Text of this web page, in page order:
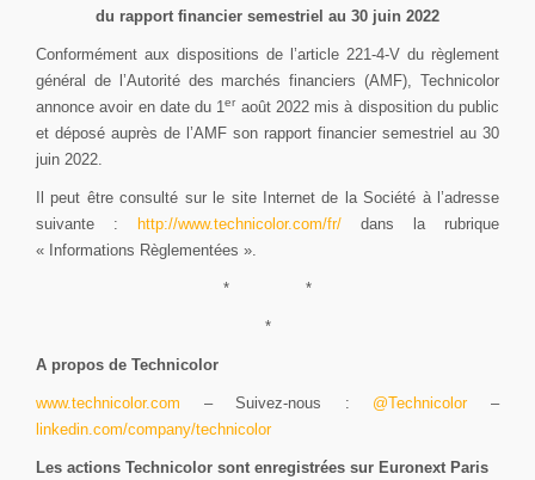
du rapport financier semestriel au 30 juin 2022
Conformément aux dispositions de l’article 221-4-V du règlement
général de l’Autorité des marchés financiers (AMF), Technicolor
annonce avoir en date du 1eraoût 2022 mis à disposition du public
et déposé auprès de l’AMF son rapport financier semestriel au 30
juin 2022.
Il peut être consulté sur le site Internet de la Société à l’adresse
suivante :
http://www.technicolor.com/fr/ dans la rubrique
« Informations Règlementées ».
* *
*
A propos de Technicolor
www.technicolor.com – Suivez-nous : @Technicolor–
linkedin.com/company/technicolor
Les actions Technicolor sont enregistrées sur Euronext Paris